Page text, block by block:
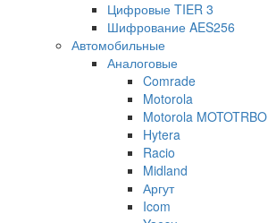
Цифровые TIER 3
Шифрование AES256
Автомобильные
Аналоговые
Comrade
Motorola
Motorola MOTOTRBO
Hytera
Racio
Midland
Аргут
Icom